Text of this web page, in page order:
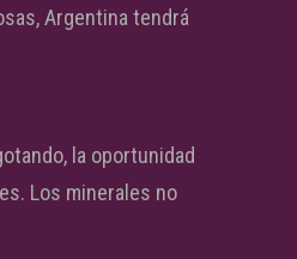
Argentina tendrá
la oportunidad
Los minerales no